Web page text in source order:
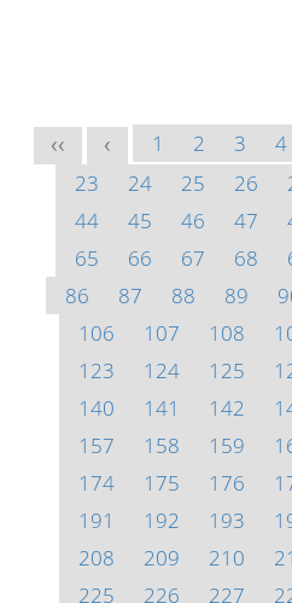
<< < 1 2 3 4
23
24 25 26
44
45 46 47
65
66 67 68
86
87 88 89
106
107 108
123
124 125
140
141 142
157
158 159
174
175 176
191
192 193
208
209 210
225
226 227